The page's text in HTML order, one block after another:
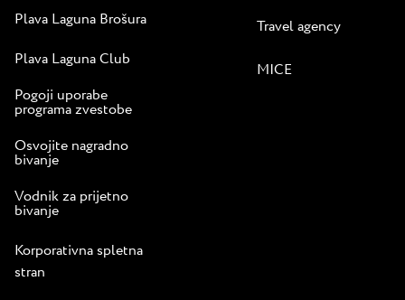
Plava Laguna Brošura
Plava Laguna Club
Pogoji uporabe
programa zvestobe
Osvojite nagradno
bivanje
Vodnik za prijetno
bivanje
Korporativna spletna
stran
Travel agency
MICE